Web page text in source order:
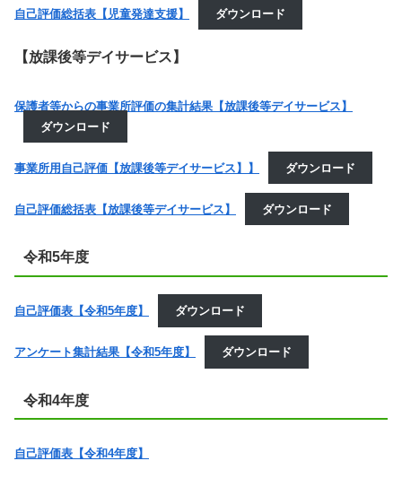
自己評価総括表【児童発達支援】 ダウンロード
【放課後等デイサービス】
保護者等からの事業所評価の集計結果【放課後等デイサービス】
ダウンロード
事業所用自己評価【放課後等デイサービス】】 ダウンロード
自己評価総括表【放課後等デイサービス】 ダウンロード
令和5年度
自己評価表【令和5年度】 ダウンロード
アンケート集計結果【令和5年度】 ダウンロード
令和4年度
自己評価表【令和4年度】